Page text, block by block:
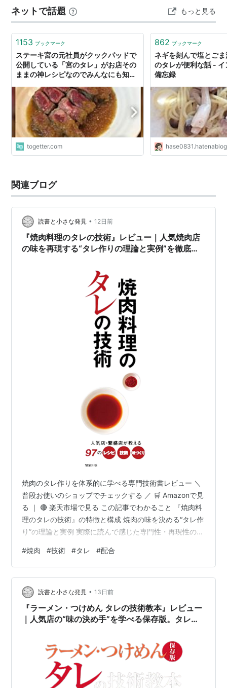
えて、ガツン！とニンニクダレを絡ませて、ど…
ネットで話題 もっと見る
1153 ブックマーク
ステーキ宮の元社員がクックパッドで
公開している「宮のタレ」がお店その
ままの神レシピなのでみんなにも知っ
togetter.com
862 ブックマーク
ネギを刻んで塩とご
のタレが便利な話 -
備忘録
関連ブログ
読書と小さな発見 • 12日前
『焼肉料理のタレの技術』レビュー｜人気焼肉店
の味を再現する“タレ作りの理論と実例”を徹底解
焼肉のタレ作りを体系的に学べる専門技術書レビュー ＼
普段お使いのショップでチェックする ／ 🛒 Amazonで見
る ｜ 🔴 楽天市場で見る この記事でわかること 『焼肉料
理のタレの技術』の特徴と構成 焼肉の味を決める“タレ作
り”の理論と実例 実際に読んで感じた専門性・再現性の高
術書なのか 商品概要 『焼肉料理のタレの技術』は、焼肉
店の味を決める最重要要素である「タレ」に特化した専
門技術書です。醤油ダレ・味噌ダレ・塩ダレ・漬けダ
レ・もみダレ・つけダレなど、焼肉の味を構成する多様
なタレの配合・材料・味づくりの考え方を体系的にまと
めています。 …
#焼肉 #技術 #タレ #配合
読書と小さな発見 • 13日前
『ラーメン・つけめん タレの技術教本』レビュー
｜人気店の“味の決め手”を学べる保存版。タレの